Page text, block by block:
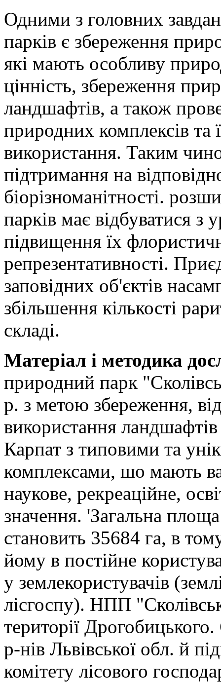
Одними з головних
парків є збереження
які мають особливу
цінність, збереження
ландшафтів, а також
природних комплексів та
використання. Таким
підтримання на
біорізноманітності.
парків має відбуватися з
підвищення їх
репрезентативності.
заповідних об'єктів
збільшення кількості
складі.
Матеріал і методика
природний парк
р. з метою збереження,
використання
Карпат з типовими та
комплексами, шо мають
наукове, рекреаційне,
значення. 'Загальна
становить 35684 га, в
йому в постійне
у землекористувачів
лісгоспу). НПП
території Дрогобицького.
р-нів Львівської обл. й
комітету лісового